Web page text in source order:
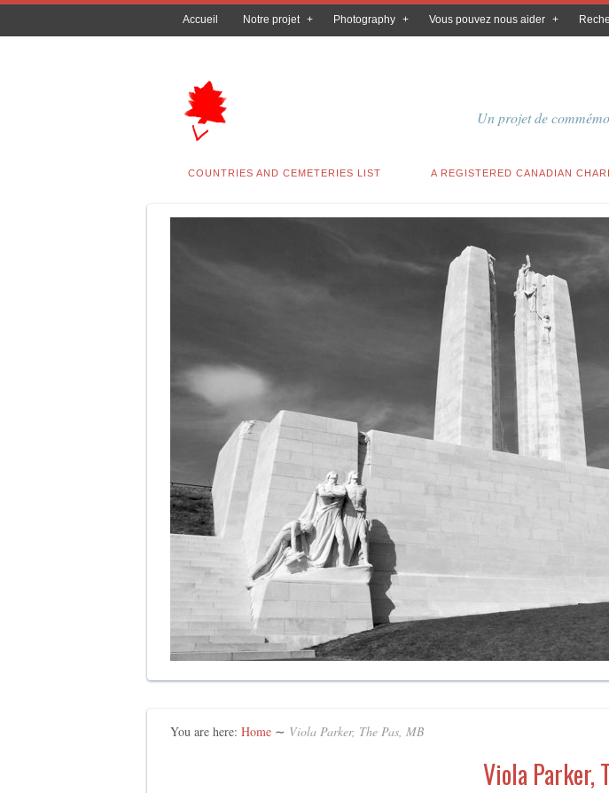
Accueil Notre projet Photography Vous pouvez nous aider
Un projet de
COUNTRIES AND CEMETERIES LIST A REGISTERED CANADIAN
You are here: Home ∼ Viola Parker, The Pas, MB
Viola Parker,